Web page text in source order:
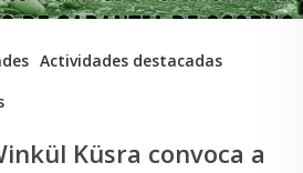
Actividades destacadas
Küsra convoca a